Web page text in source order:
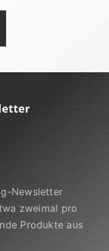
Newsletter
zweimal pro
Produkte aus